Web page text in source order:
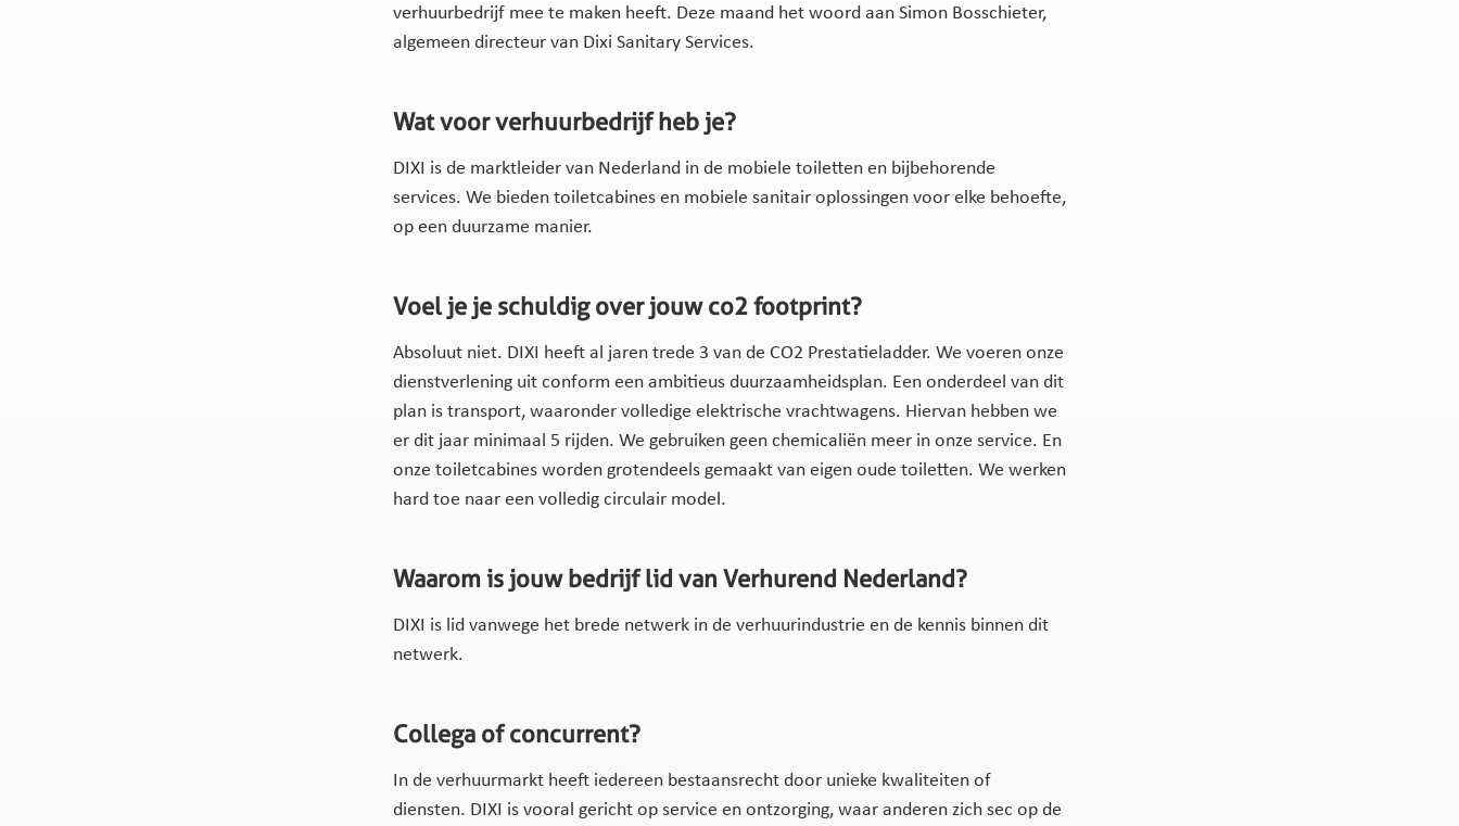
verhuurbedrijf mee te maken heeft. Deze maand het woord aan Simon Bosschieter,
algemeen directeur van Dixi Sanitary Services.
Wat voor verhuurbedrijf heb je?
DIXI is de marktleider van Nederland in de mobiele toiletten en bijbehorende
services. We bieden toiletcabines en mobiele sanitair oplossingen voor elke behoefte,
op een duurzame manier.
Voel je je schuldig over jouw co2 footprint?
Absoluut niet. DIXI heeft al jaren trede 3 van de CO2 Prestatieladder. We voeren onze
dienstverlening uit conform een ambitieus duurzaamheidsplan. Een onderdeel van dit
plan is transport, waaronder volledige elektrische vrachtwagens. Hiervan hebben we
er dit jaar minimaal 5 rijden. We gebruiken geen chemicaliën meer in onze service. En
onze toiletcabines worden grotendeels gemaakt van eigen oude toiletten. We werken
hard toe naar een volledig circulair model.
Waarom is jouw bedrijf lid van Verhurend Nederland?
DIXI is lid vanwege het brede netwerk in de verhuurindustrie en de kennis binnen dit
netwerk.
Collega of concurrent?
In de verhuurmarkt heeft iedereen bestaansrecht door unieke kwaliteiten of
diensten. DIXI is vooral gericht op service en ontzorging, waar anderen zich sec op de